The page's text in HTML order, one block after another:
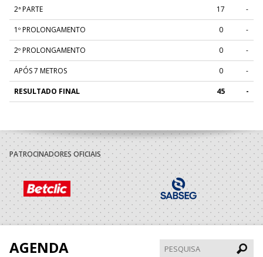
2ª PARTE 17 -
1º PROLONGAMENTO 0 -
2º PROLONGAMENTO 0 -
APÓS 7 METROS 0 -
RESULTADO FINAL 45 -
PATROCINADORES OFICIAIS
AGENDA